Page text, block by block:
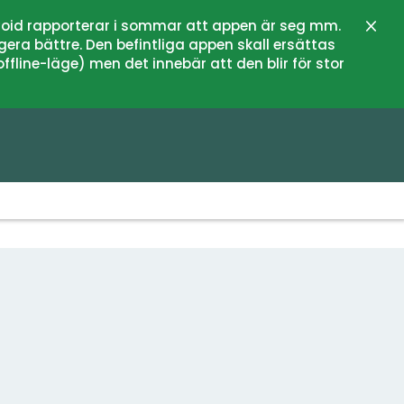
rapporterar i sommar att appen är seg mm.
bättre. Den befintliga appen skall ersättas
läge) men det innebär att den blir för stor
Sulje